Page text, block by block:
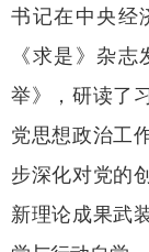
书记在中央经
《求是》杂
举》，研读了
党思想政治工
步深化对党的
新理论成果武